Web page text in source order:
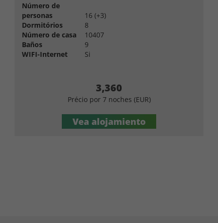
Número de
personas
16 (+3)
Dormitórios
8
Número de casa
10407
Baños
9
WIFI-Internet
Si
3,360
Précio por 7 noches (EUR)
Vea alojamiento